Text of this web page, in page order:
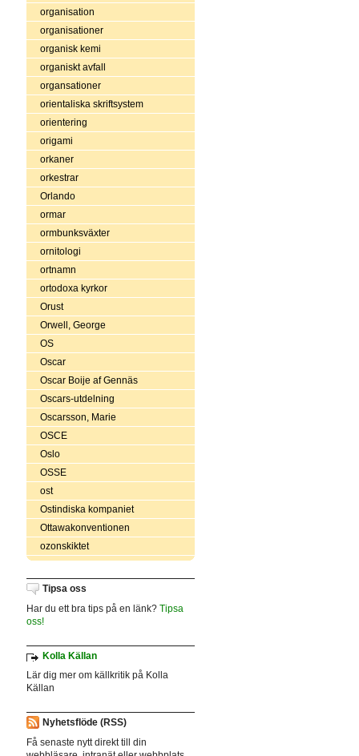
organisation
organisationer
organisk kemi
organiskt avfall
organsationer
orientaliska skriftsystem
orientering
origami
orkaner
orkestrar
Orlando
ormar
ormbunksväxter
ornitologi
ortnamn
ortodoxa kyrkor
Orust
Orwell, George
OS
Oscar
Oscar Boije af Gennäs
Oscars-utdelning
Oscarsson, Marie
OSCE
Oslo
OSSE
ost
Ostindiska kompaniet
Ottawakonventionen
ozonskiktet
Tipsa oss
Har du ett bra tips på en länk? Tipsa
oss!
Kolla Källan
Lär dig mer om källkritik på Kolla
Källan
Nyhetsflöde (RSS)
Få senaste nytt direkt till din